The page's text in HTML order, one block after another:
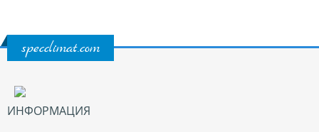
specclimat.com
ИНФОРМАЦИЯ